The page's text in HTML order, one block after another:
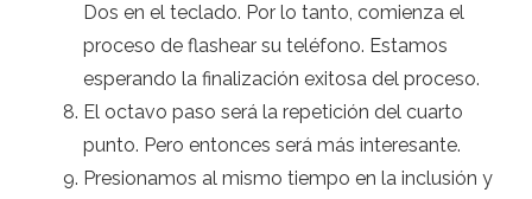
Dos en el teclado. Por lo tanto, comienza el
proceso de flashear su teléfono. Estamos
esperando la finalización exitosa del proceso.
El octavo paso será la repetición del cuarto
punto. Pero entonces será más interesante.
Presionamos al mismo tiempo en la inclusión y